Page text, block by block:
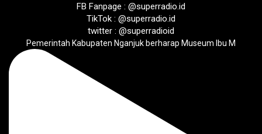
FB Fanpage : @superradio.id
TikTok : @superradio.id
twitter : @superradioid
Pemerintah Kabupaten Nganjuk berharap Museum Ibu M